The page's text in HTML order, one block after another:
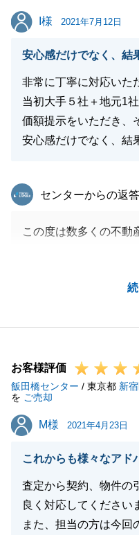
I様
I様 2021年7月12日
安心感だけでなく、結
非常に丁寧に対応いた
当初大手５社＋地元1
価額提示をいただき、
安心感だけでなく、結
東急リバブル
センターからの返答
この度は数多くの不動
を持って販売活動をさ
その結果、早期にご成
変嬉しく思っておりま
いませ。
お客様評価
飯田橋センター / 東京都 新
を ご売却
M様
M様 2021年4月23日
これからも様々なアド
査定から契約、物件の
良く対応してください
また、担当の方は今回